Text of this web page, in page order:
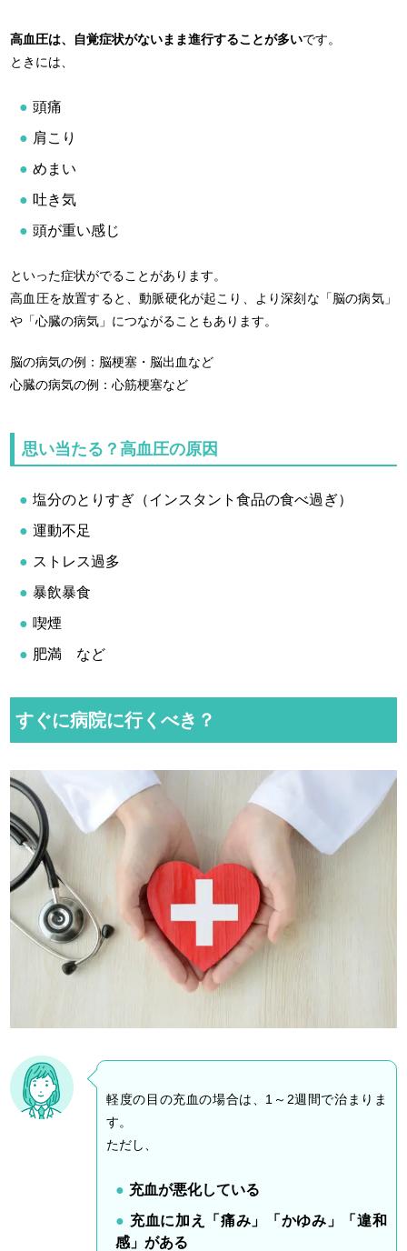
高血圧は、自覚症状がないまま進行することが多いです。
ときには、
頭痛
肩こり
めまい
吐き気
頭が重い感じ
といった症状がでることがあります。
高血圧を放置すると、動脈硬化が起こり、より深刻な「脳の病気」
や「心臓の病気」につながることもあります。
脳の病気の例：脳梗塞・脳出血など
心臓の病気の例：心筋梗塞など
思い当たる？高血圧の原因
塩分のとりすぎ（インスタント食品の食べ過ぎ）
運動不足
ストレス過多
暴飲暴食
喫煙
肥満 など
すぐに病院に行くべき？
軽度の目の充血の場合は、1～2週間で治まりま
す。
ただし、
充血が悪化している
充血に加え「痛み」「かゆみ」「違和
感」がある